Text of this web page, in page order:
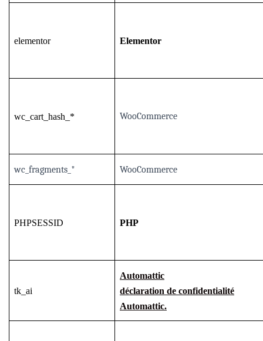
elementor Elementor
wc_cart_hash_* WooCommerce
wc_fragments_* WooCommerce
PHPSESSID PHP
tk_ai
Automattic
déclaration de confidentialité
Automattic.